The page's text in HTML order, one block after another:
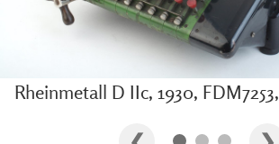
Rheinmetall D IIc, 1930,